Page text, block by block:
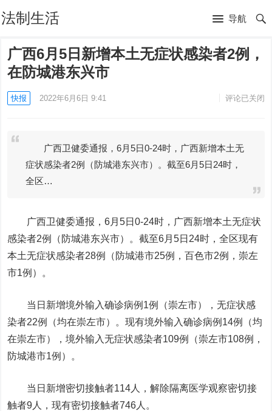
法制生活 导航
广西6月5日新增本土无症状感染者2例，
在防城港东兴市
快报 2022年6月6日 9:41 评论已关闭
广西卫健委通报，6月5日0-24时，广西新增本土无
症状感染者2例（防城港东兴市）。截至6月5日24时，
全区…
广西卫健委通报，6月5日0-24时，广西新增本土无症状
感染者2例（防城港东兴市）。截至6月5日24时，全区现有
本土无症状感染者28例（防城港市25例，百色市2例，崇左
市1例）。
当日新增境外输入确诊病例1例（崇左市），无症状感
染者22例（均在崇左市）。现有境外输入确诊病例14例（均
在崇左市），境外输入无症状感染者109例（崇左市108例，
防城港市1例）。
当日新增密切接触者114人，解除隔离医学观察密切接
触者9人，现有密切接触者746人。